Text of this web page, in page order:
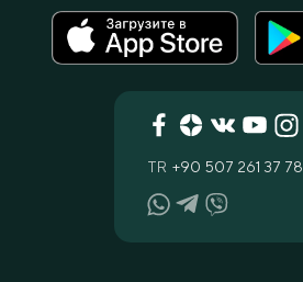
TR +90 507 261 37 78